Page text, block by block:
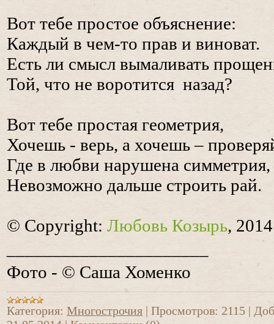
Вот тебе простое объяснение:
Каждый в чем-то прав и виноват.
Есть ли смысл вымаливать
Той, что не воротится назад?
Вот тебе простая геометрия,
Хочешь - верь, а хочешь –
Где в любви нарушена симметрия,
Невозможно дальше строить рай.
© Copyright: Любовь Козырь, 2014
Фото - © Саша Хоменко
Категория: Многострочия | Просмотров: 2115 |